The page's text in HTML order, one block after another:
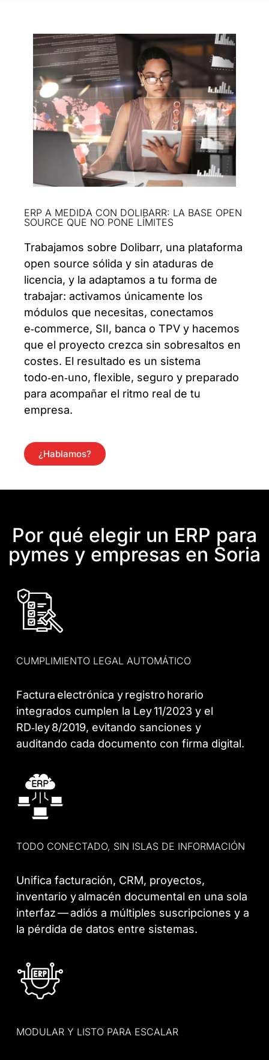
ERP A MEDIDA CON DOLIBARR: LA BASE OPEN
SOURCE QUE NO PONE LÍMITES
Trabajamos sobre Dolibarr, una plataforma
open source sólida y sin ataduras de
licencia, y la adaptamos a tu forma de
trabajar: activamos únicamente los
módulos que necesitas, conectamos
e‑commerce, SII, banca o TPV y hacemos
que el proyecto crezca sin sobresaltos en
costes. El resultado es un sistema
todo‑en‑uno, flexible, seguro y preparado
para acompañar el ritmo real de tu
empresa.
¿Hablamos?
Por qué elegir un ERP para
pymes y empresas en Soria
CUMPLIMIENTO LEGAL AUTOMÁTICO
Factura electrónica y registro horario
integrados cumplen la Ley 11/2023 y el
RD‑ley 8/2019, evitando sanciones y
auditando cada documento con firma digital.
TODO CONECTADO, SIN ISLAS DE INFORMACIÓN
Unifica facturación, CRM, proyectos,
inventario y almacén documental en una sola
interfaz — adiós a múltiples suscripciones y a
la pérdida de datos entre sistemas.
MODULAR Y LISTO PARA ESCALAR